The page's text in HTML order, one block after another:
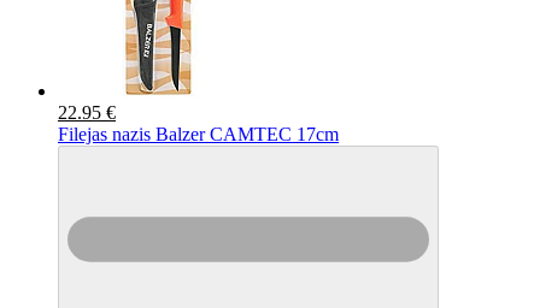
22.95 €
Filejas nazis Balzer CAMTEC 17cm